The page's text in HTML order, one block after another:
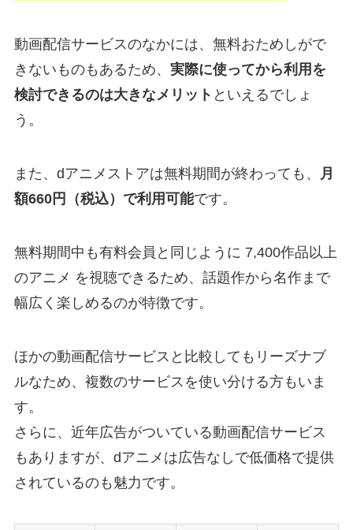
動画配信サービスのなかには、無料おためしがで
きないものもあるため、 実際に使ってから利用を
検討できるのは大きなメリット といえるでしょ
う。
また、dアニメストアは無料期間が終わっても、
月
額660円（税込）で利用可能です。
無料期間中も有料会員と同じように 7,400作品以上
のアニメ を視聴できるため、話題作から名作まで
幅広く楽しめるのが特徴です。
ほかの動画配信サービスと比較してもリーズナブ
ルなため、複数のサービスを使い分ける方もいま
す。
さらに、近年広告がついている動画配信サービス
もありますが、dアニメは広告なしで低価格で提供
されているのも魅力です。